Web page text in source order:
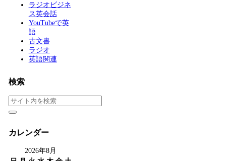
ラジオビジネ
ス英会話
YouTubeで英
語
古文書
ラジオ
英語関連
検索
カレンダー
2026年8月